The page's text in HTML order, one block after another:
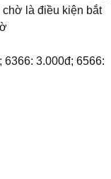
chờ là điều kiện bắt
6366: 3.000đ; 6566: